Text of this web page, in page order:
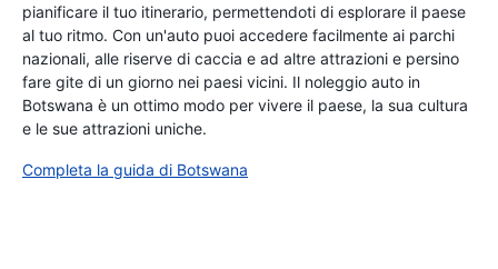
pianificare il tuo itinerario, permettendoti di esplorare il paese
al tuo ritmo. Con un'auto puoi accedere facilmente ai parchi
nazionali, alle riserve di caccia e ad altre attrazioni e persino
fare gite di un giorno nei paesi vicini. Il noleggio auto in
Botswana è un ottimo modo per vivere il paese, la sua cultura
e le sue attrazioni uniche.
Completa la guida di Botswana